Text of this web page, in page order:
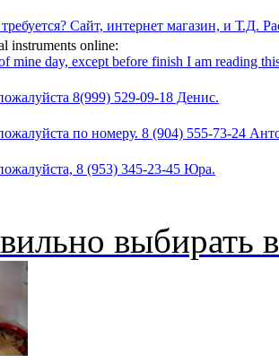
Сайт, интернет магазин, и Т.Д.
instruments online:
mine day, except before finish I am reading
8(999) 529-09-18 Денис.
по номеру. 8 (904) 555-73-24
8 (953) 345-23-45 Юра.
выбирать